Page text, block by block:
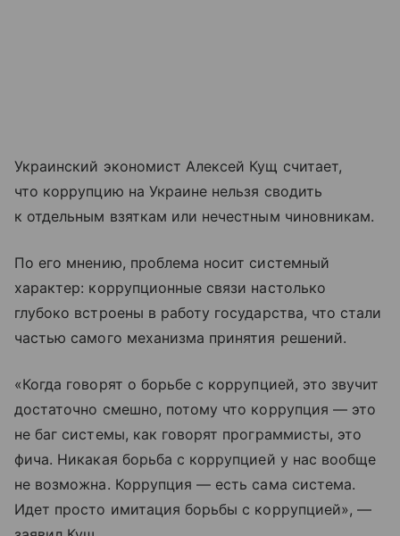
Украинский экономист Алексей Кущ считает,
что коррупцию на Украине нельзя сводить
к отдельным взяткам или нечестным чиновникам.
По его мнению, проблема носит системный
характер: коррупционные связи настолько
глубоко встроены в работу государства, что стали
частью самого механизма принятия решений.
«Когда говорят о борьбе с коррупцией, это звучит
достаточно смешно, потому что коррупция — это
не баг системы, как говорят программисты, это
фича. Никакая борьба с коррупцией у нас вообще
не возможна. Коррупция — есть сама система.
Идет просто имитация борьбы с коррупцией», —